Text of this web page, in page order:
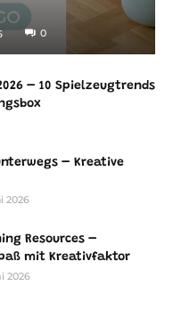
0
– 10 Spielzeugtrends
– Kreative
2026
Resources –
mit Kreativfaktor
2026